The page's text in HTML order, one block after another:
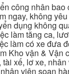
công nhân bao
ngay, không
dụng không
làm tăng ca,
làm có xe đưa
Kho vận & Vận
xế, lơ xe,
viên soạn